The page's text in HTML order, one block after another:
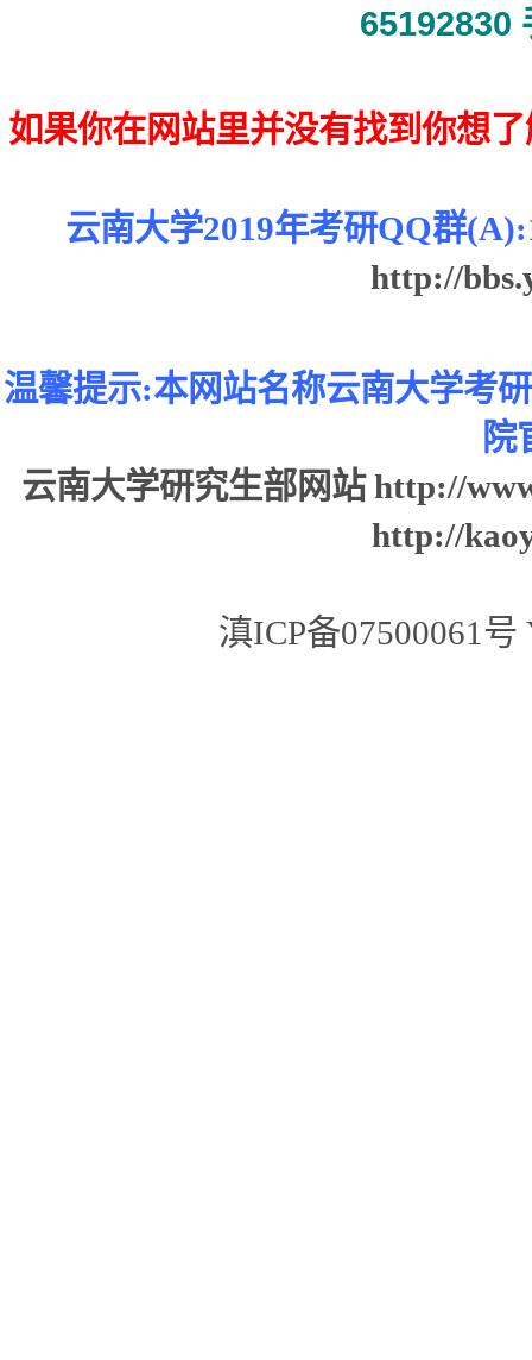
65192830
如果你在网站里并没有找到你想
云南大学2019年考研QQ群
http://
温馨提示:本网站名称云南大学考
院
云南大学研究生部网站http://
http://
滇ICP备07500061号